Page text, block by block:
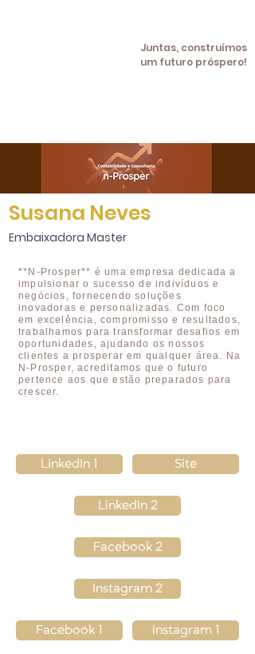
Juntas, construímos
um futuro próspero!
Susana Neves
Embaixadora Master
**N-Prosper** é uma empresa dedicada a
impulsionar o sucesso de indivíduos e
negócios, fornecendo soluções
inovadoras e personalizadas. Com foco
em excelência, compromisso e resultados,
trabalhamos para transformar desafios em
oportunidades, ajudando os nossos
clientes a prosperar em qualquer área. Na
N-Prosper, acreditamos que o futuro
pertence aos que estão preparados para
crescer.
LinkedIn 1 Site
LinkedIn 2
Facebook 2
Instagram 2
Facebook 1 Instagram 1